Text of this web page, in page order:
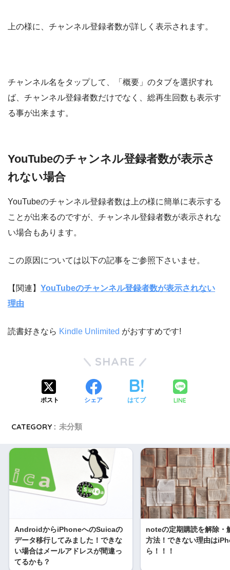
上の様に、チャンネル登録者数が詳しく表示されます。
チャンネル名をタップして、「概要」のタブを選択すれ
ば、チャンネル登録者数だけでなく、総再生回数も表示す
る事が出来ます。
YouTubeのチャンネル登録者数が表示さ
れない場合
YouTubeのチャンネル登録者数は上の様に簡単に表示する
ことが出来るのですが、チャンネル登録者数が表示されな
い場合もあります。
この原因については以下の記事をご参照下さいませ。
【関連】 YouTubeのチャンネル登録者数が表示されない
理由
読書好きなら Kindle Unlimited がおすすめです!
SHARE
ポスト シェア はてブ LINE
CATEGORY : 未分類
AndroidからiPhoneへのSuicaの
データ移行してみました！できな
い場合はメールアドレスが間違っ
てるかも？
noteの定期購読を解除・
方法！できない理由は
ら！！！